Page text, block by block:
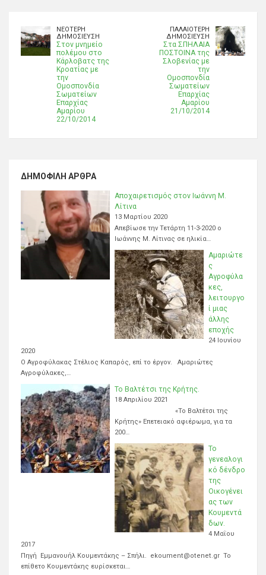
ΝΕΌΤΕΡΗ
ΔΗΜΟΣΊΕΥΣΗ
Στον μνημείο
πολέμου στο
Κάρλοβατς της
Κροατίας με
την
Ομοσπονδία
Σωματείων
Επαρχίας
Αμαρίου
22/10/2014
ΠΑΛΑΙΌΤΕΡΗ
ΔΗΜΟΣΊΕΥΣΗ
Στα ΣΠΗΛΑΙΑ
ΠΟΣΤΟΙΝΑ της
Σλοβενίας με
την
Ομοσπονδία
Σωματείων
Επαρχίας
Αμαρίου
21/10/2014
ΔΗΜΟΦΙΛΉ ΆΡΘΡΑ
Αποχαιρετισμός στον Ιωάννη Μ.
Λίτινα
13 Μαρτίου 2020
Απεβίωσε την Τετάρτη 11-3-2020 ο
Ιωάννης Μ. Λίτινας σε ηλικία…
Αμαριώτε
ς
Αγροφύλα
κες,
λειτουργο
ί μιας
άλλης
εποχής
24 Ιουνίου
2020
Ο Αγροφύλακας Στέλιος Καπαρός, επί το έργον. Αμαριώτες
Αγροφύλακες,…
Το Βαλτέτσι της Κρήτης.
18 Απριλίου 2021
«Το Βαλτέτσι της
Κρήτης» Επετειακό αφιέρωμα, για τα
200…
Το
γενεαλογι
κό δένδρο
της
Οικογένει
ας των
Κουμεντά
δων.
4 Μαΐου
2017
Πηγή Εμμανουήλ Κουμεντάκης – Σπήλι. ekoument@otenet.gr Το
επίθετο Κουμεντάκης ευρίσκεται…